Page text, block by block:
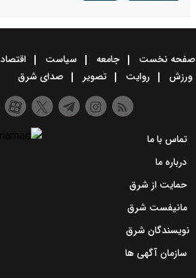
صفحه نخست جامعه سیاست اقتصاد
ورزش
روایت تصویر صدای شرق
تماس با ما
درباره ما
حمایت از شرق
مانیفست شرق
نویسندگان شرق
سازمان آگهی ها